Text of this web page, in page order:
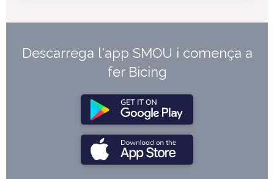
Descarrega l'app SMOU i comença a
fer Bicing